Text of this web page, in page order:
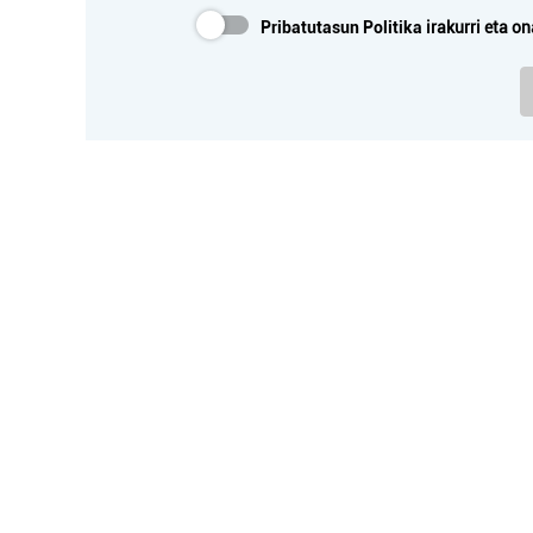
Pribatutasun Politika irakurri eta